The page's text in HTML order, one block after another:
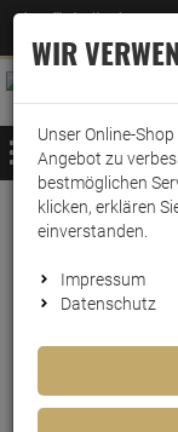
Jetzt für den Newsletter
MENÜ
Weiter einkaufen
Glasreinigung
Dr.
Artikel-Nummer:
WIR
Unser Online-
Angebot zu
bestmöglichen
klicken, erklären
einverstanden.
Impressum
Datenschutz